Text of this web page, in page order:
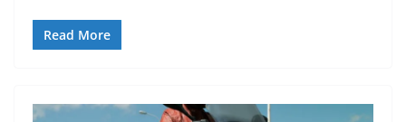
Read More